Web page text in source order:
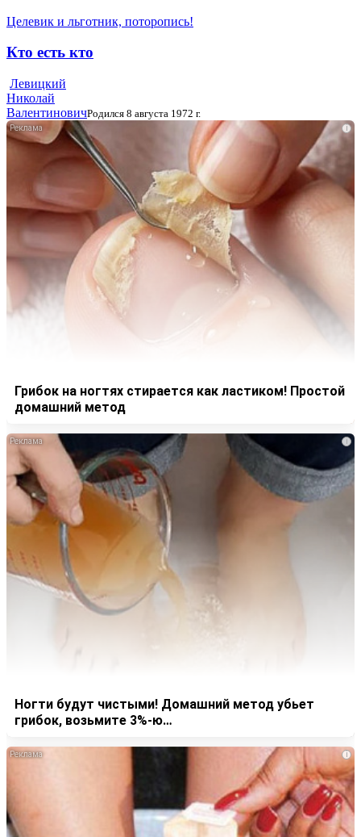
Целевик и льготник, поторопись!
Кто есть кто
Левицкий
Николай
ВалентиновичРодился 8 августа 1972 г.
i
Грибок на ногтях стирается как ластиком! Простой
домашний метод
i
Ногти будут чистыми! Домашний метод убьет
грибок, возьмите 3%-ю…
i